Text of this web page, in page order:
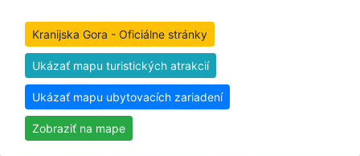
Kranijska Gora - Oficiálne stránky
Ukázať mapu turistických atrakcií
Ukázať mapu ubytovacích zariadení
Zobraziť na mape